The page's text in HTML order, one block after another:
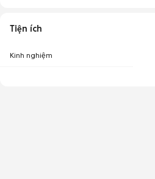
Tiện ích
Kinh nghiệm